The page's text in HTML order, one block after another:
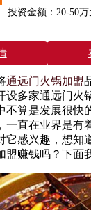
投资金额：20-50万
通远门火锅加盟
设多家通远门火
不算是发展很快
一直在业界是有
它感兴趣，想知
盟赚钱吗？下面